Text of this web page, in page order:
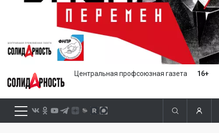
Центральная профсоюзная газета 16+